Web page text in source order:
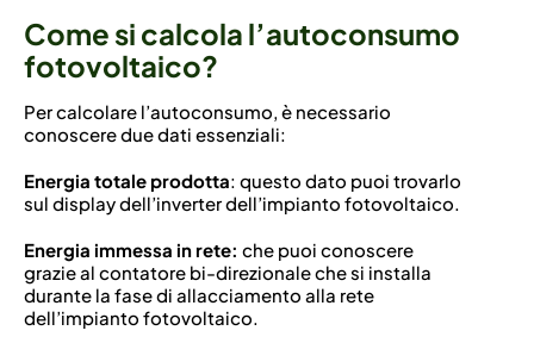
Come si calcola l’autoconsumo
fotovoltaico?
Per calcolare l’autoconsumo, è necessario
conoscere due dati essenziali:
Energia totale prodotta: questo dato puoi trovarlo
sul display dell’inverter dell’impianto fotovoltaico.
Energia immessa in rete: che puoi conoscere
grazie al contatore bi-direzionale che si installa
durante la fase di allacciamento alla rete
dell’impianto fotovoltaico.